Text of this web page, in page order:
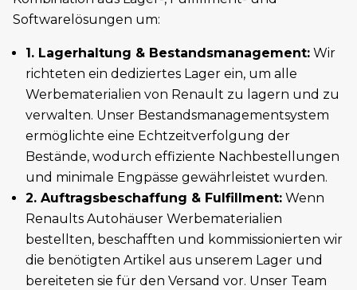
Softwarelösungen um:
1. Lagerhaltung & Bestandsmanagement: Wir
richteten ein dediziertes Lager ein, um alle
Werbematerialien von Renault zu lagern und zu
verwalten. Unser Bestandsmanagementsystem
ermöglichte eine Echtzeitverfolgung der
Bestände, wodurch effiziente Nachbestellungen
und minimale Engpässe gewährleistet wurden.
2. Auftragsbeschaffung & Fulfillment: Wenn
Renaults Autohäuser Werbematerialien
bestellten, beschafften und kommissionierten wir
die benötigten Artikel aus unserem Lager und
bereiteten sie für den Versand vor. Unser Team